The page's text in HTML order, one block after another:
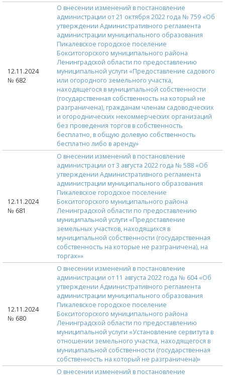
12.11.2024
№ 682
О внесении изменений в постановление
администрации от 21 октября 2022 года № 759 «Об
утверждении Административного регламента
администрации муниципального образования
Пикалевское городское поселение
Бокситогорского муниципального района
Ленинградской области по предоставлению
муниципальной услуги «Предоставление садового
или огородного земельного участка,
находящегося в муниципальной собственности
(государственная собственность на который не
разграничена), гражданам членам садоводческих
и огороднических некоммерческих организаций
без проведения торгов в собственность
бесплатно, в общую долевую собственность
бесплатно либо в аренду»
12.11.2024
№ 681
О внесении изменений в постановление
администрации от 3 августа 2022 года № 588 «Об
утверждении Административного регламента
администрации муниципального образования
Пикалевское городское поселение
Бокситогорского муниципального района
Ленинградской области по предоставлению
муниципальной услуги «Предоставление
земельных участков, находящихся в
муниципальной собственности (государственная
собственность на которые не разграничена), на
торгах»»
12.11.2024
№ 680
О внесении изменений в постановление
администрации от 11 августа 2022 года № 604 «Об
утверждении Административного регламента
администрации муниципального образования
Пикалевское городское поселение
Бокситогорского муниципального района
Ленинградской области по предоставлению
муниципальной услуги «Установление сервитута в
отношении земельного участка, находящегося в
муниципальной собственности (государственная
собственность на который не разграничена)»
О внесении изменений в постановление